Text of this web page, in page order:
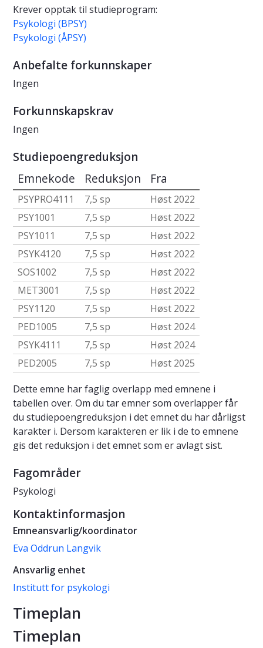
Krever opptak til studieprogram:
Psykologi (BPSY)
Psykologi (ÅPSY)
Anbefalte forkunnskaper
Ingen
Forkunnskapskrav
Ingen
Studiepoengreduksjon
Emnekode Reduksjon Fra
PSYPRO4111 7,5 sp
Høst 2022
PSY1001
7,5 sp
Høst 2022
PSY1011
7,5 sp
Høst 2022
PSYK4120
7,5 sp
Høst 2022
SOS1002
7,5 sp
Høst 2022
MET3001
7,5 sp
Høst 2022
PSY1120
7,5 sp
Høst 2022
PED1005
7,5 sp
Høst 2024
PSYK4111
7,5 sp
Høst 2024
PED2005
7,5 sp
Høst 2025
Dette emne har faglig overlapp med emnene i
tabellen over. Om du tar emner som overlapper får
du studiepoengreduksjon i det emnet du har dårligst
karakter i. Dersom karakteren er lik i de to emnene
gis det reduksjon i det emnet som er avlagt sist.
Fagområder
Psykologi
Kontaktinformasjon
Emneansvarlig/koordinator
Eva Oddrun Langvik
Ansvarlig enhet
Institutt for psykologi
Timeplan
Timeplan